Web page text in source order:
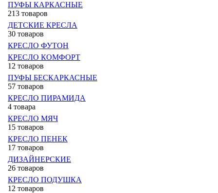
ПУФЫ КАРКАСНЫЕ
213 товаров
ДЕТСКИЕ КРЕСЛА
30 товаров
КРЕСЛО ФУТОН
КРЕСЛО КОМФОРТ
12 товаров
ПУФЫ БЕСКАРКАСНЫЕ
57 товаров
КРЕСЛО ПИРАМИДА
4 товара
КРЕСЛО МЯЧ
15 товаров
КРЕСЛО ПЕНЕК
17 товаров
ДИЗАЙНЕРСКИЕ
26 товаров
КРЕСЛО ПОДУШКА
12 товаров